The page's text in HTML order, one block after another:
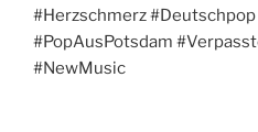
#Herzschmerz
#PopAusPotsdam
#NewMusic